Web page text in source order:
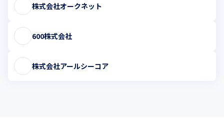
株式会社オークネット
600株式会社
株式会社アールシーコア